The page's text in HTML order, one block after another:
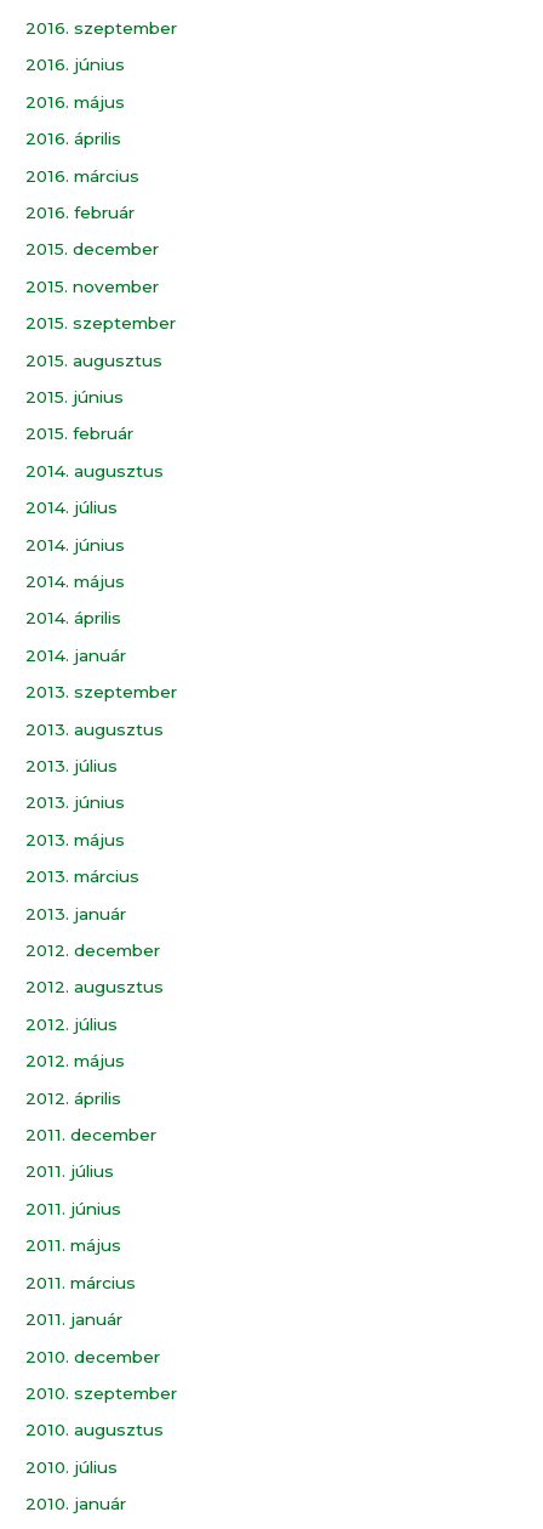
2016. szeptember
2016. június
2016. május
2016. április
2016. március
2016. február
2015. december
2015. november
2015. szeptember
2015. augusztus
2015. június
2015. február
2014. augusztus
2014. július
2014. június
2014. május
2014. április
2014. január
2013. szeptember
2013. augusztus
2013. július
2013. június
2013. május
2013. március
2013. január
2012. december
2012. augusztus
2012. július
2012. május
2012. április
2011. december
2011. július
2011. június
2011. május
2011. március
2011. január
2010. december
2010. szeptember
2010. augusztus
2010. július
2010. január